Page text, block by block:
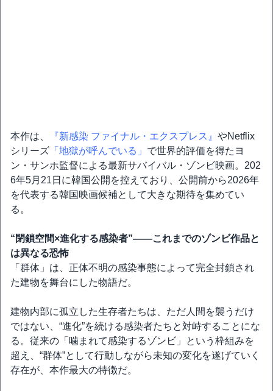
本作は、 『新感染 ファイナル・エクスプレス』 やNetflix
シリーズ 「地獄が呼んでいる」 で世界的評価を得たヨ
ン・サンホ監督による最新サバイバル・ゾンビ映画。202
6年5月21日に韓国公開を控えており、公開前から2026年
を代表する韓国映画候補として大きな期待を集めてい
る。
“閉鎖空間×進化する感染者”――これまでのゾンビ作品と
は異なる恐怖
「群体」は、正体不明の感染事態によって完全封鎖され
た建物を舞台にした物語だ。
建物内部に孤立した生存者たちは、ただ人間を襲うだけ
ではない、“進化”を続ける感染者たちと対峙することにな
る。従来の「噛まれて感染するゾンビ」という枠組みを
超え、“群体”として行動しながら未知の変化を遂げていく
存在が、本作最大の特徴だ。